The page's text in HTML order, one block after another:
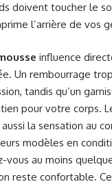
doivent toucher le
l’arrière de vos
influence
Un rembourrage
tandis qu’un
pour votre corps.
la sensation au
modèles en
vous au moins
reste confortable.